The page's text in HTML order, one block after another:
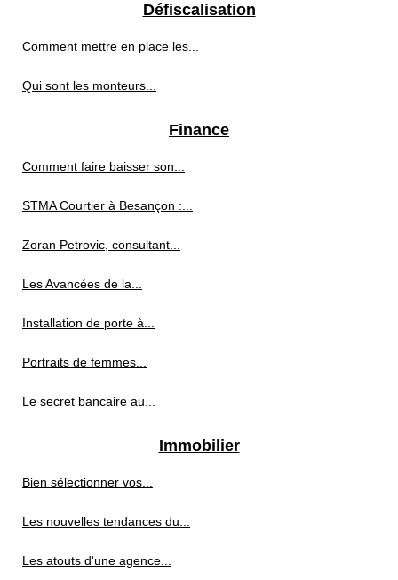
Défiscalisation
Comment mettre en place les...
Qui sont les monteurs...
Finance
Comment faire baisser son...
STMA Courtier à Besançon :...
Zoran Petrovic, consultant...
Les Avancées de la...
Installation de porte à...
Portraits de femmes...
Le secret bancaire au...
Immobilier
Bien sélectionner vos...
Les nouvelles tendances du...
Les atouts d'une agence...